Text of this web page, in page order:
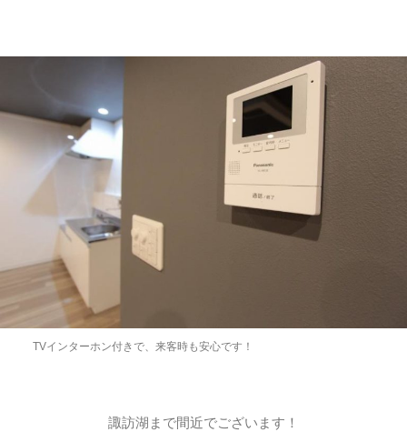
TVインターホン付きで、来客時も安心です！
諏訪湖まで間近でございます！